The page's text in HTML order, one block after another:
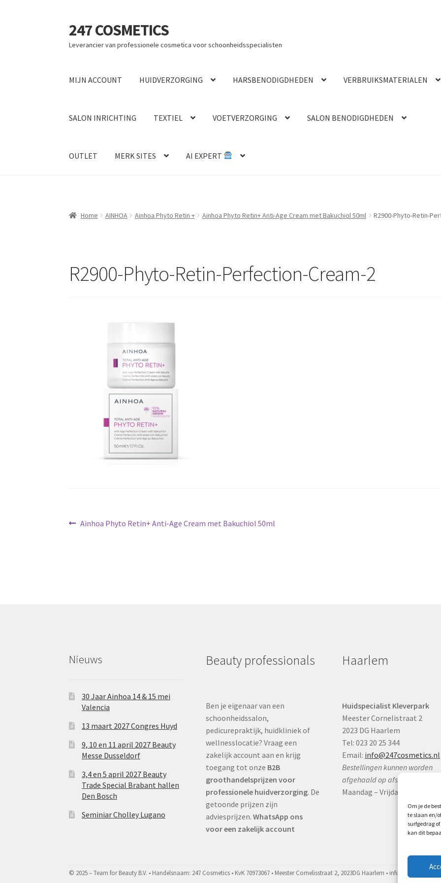
Om je de
te slaan en/
surfgedrag
kan dit
Ga
door
naar
Ga
naar
de
247 COSMETICS
Leverancier van professionele cosmetica voor schoonheidsspecialisten
MIJN ACCOUNT HUIDVERZORGING HARSBENODIGDHEDEN VERBRUIKSMATERIALEN
SALON INRICHTING TEXTIEL VOETVERZORGING SALON BENODIGDHEDEN
OUTLET MERK SITES AI EXPERT
Home AINHOA Ainhoa Phyto Retin + Ainhoa Phyto Retin+ Anti-Age Cream met Bakuchiol 50ml R2900-Phyto-Retin-
R2900-Phyto-Retin-Perfection-Cream-2
Bericht
Vorig
Ainhoa Phyto Retin+ Anti-Age Cream met Bakuchiol 50ml
Nieuws
30 Jaar Ainhoa 14 & 15 mei
Valencia
13 maart 2027 Congres Huyd
9, 10 en 11 april 2027 Beauty
Messe Dusseldorf
3,4 en 5 april 2027 Beauty
Trade Special Brabant hallen
Den Bosch
Seminiar Cholley Lugano
Beauty professionals
Ben je eigenaar van een
schoonheidssalon,
pedicurepraktijk, huidkliniek of
wellnesslocatie? Vraag een
zakelijk account aan en krijg
toegang tot onze B2B
groothandelsprijzen voor
professionele huidverzorging. De
getoonde prijzen zijn
adviesprijzen. WhatsApp ons
voor een zakelijk account
Haarlem
Huidspecialist Kleverpark
Meester Cornelistraat 2
2023 DG Haarlem
Tel: 023 20 25 344
Email: info@247cosmetics.nl
Bestellingen kunnen worden
afgehaald op afspraak:
Maandag – Vrijdag: